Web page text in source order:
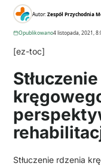
Autor:Zespół Przychodnia
Opublikowano4 listopada, 2021,
[ez-toc]
Stłuczenie rdzenia